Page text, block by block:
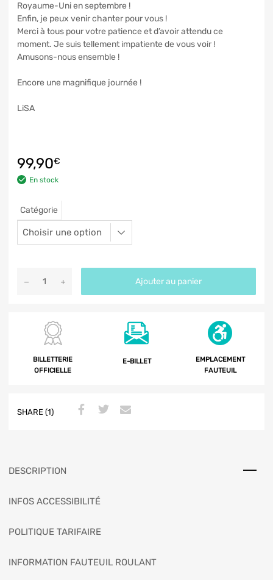
Royaume-Uni en septembre !
Enfin, je peux venir chanter pour vous !
Merci à tous pour votre patience et d’avoir attendu ce
moment. Je suis tellement impatiente de vous voir !
Amusons-nous ensemble !
Encore une magnifique journée !
LiSA
99,90€
En stock
Catégorie
Ajouter au panier
BILLETTERIE
OFFICIELLE
E-BILLET
EMPLACEMENT
FAUTEUIL
SHARE (1)
DESCRIPTION
INFOS ACCESSIBILITÉ
POLITIQUE TARIFAIRE
INFORMATION FAUTEUIL ROULANT